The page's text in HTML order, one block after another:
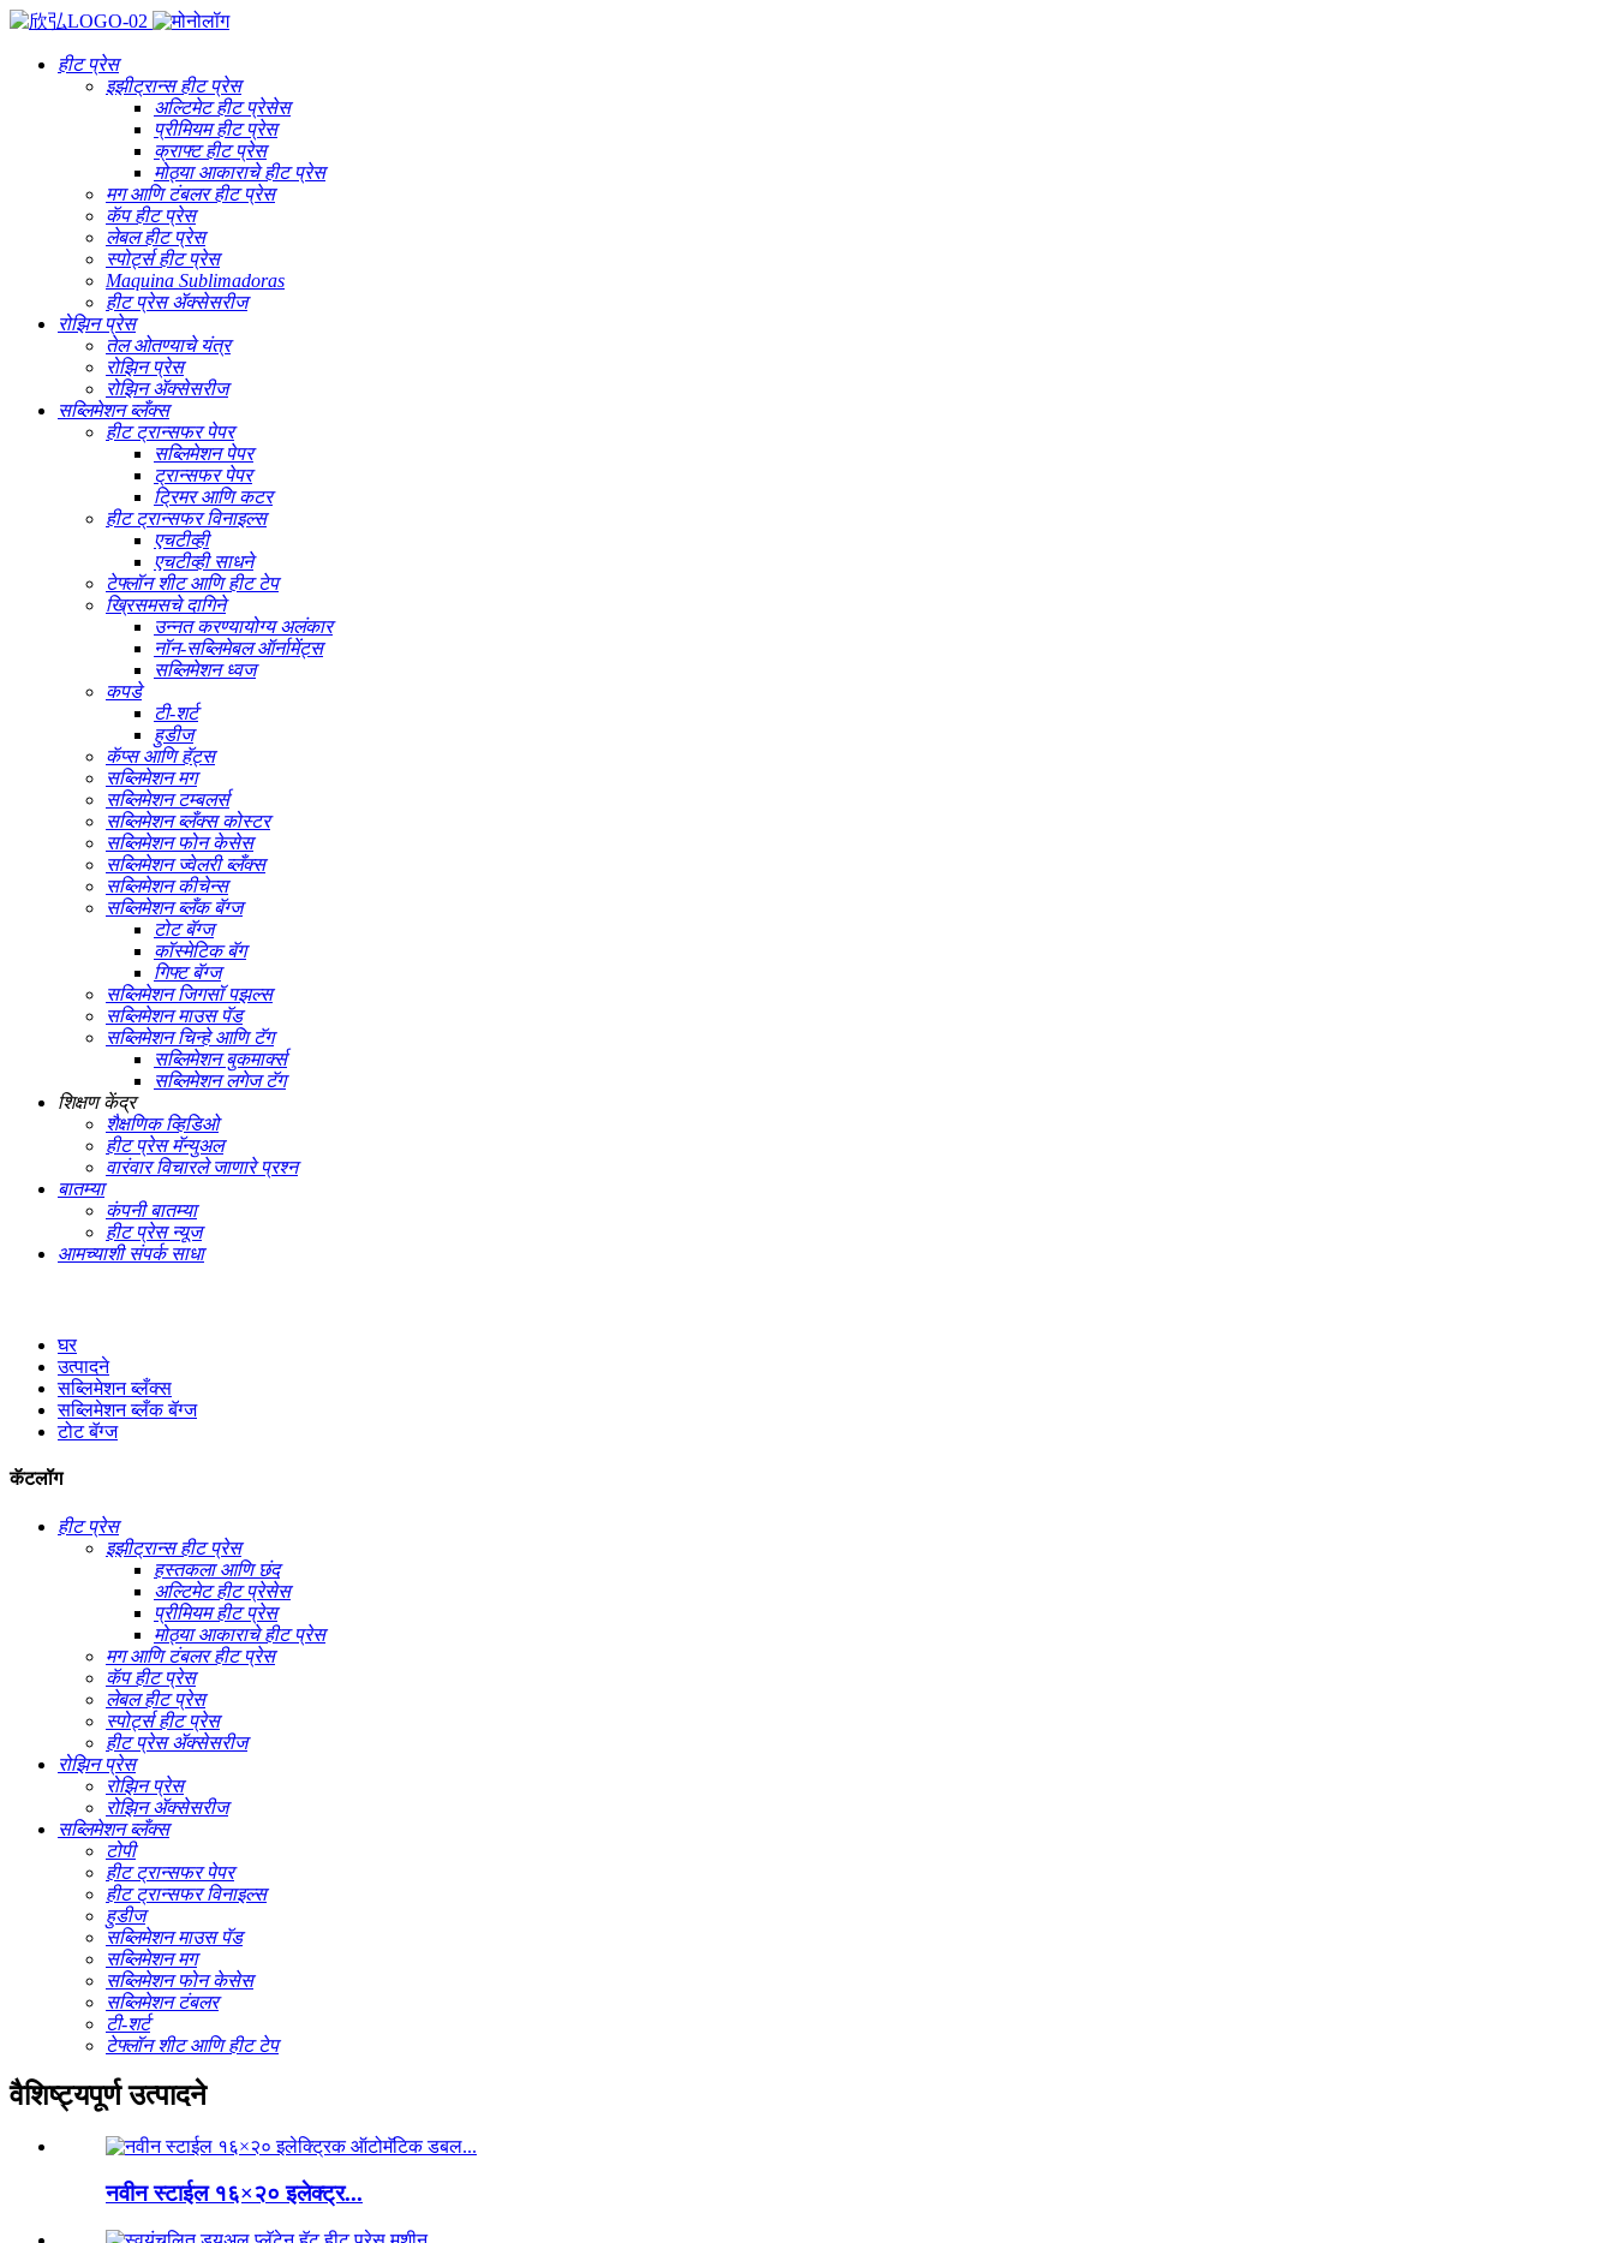
हीट प्रेस
इझीट्रान्स हीट प्रेस
अल्टिमेट हीट प्रेसेस
प्रीमियम हीट प्रेस
क्राफ्ट हीट प्रेस
मोठ्या आकाराचे हीट प्रेस
मग आणि टंबलर हीट प्रेस
कॅप हीट प्रेस
लेबल हीट प्रेस
स्पोर्ट्स हीट प्रेस
Maquina Sublimadoras
हीट प्रेस ॲक्सेसरीज
रोझिन प्रेस
तेल ओतण्याचे यंत्र
रोझिन प्रेस
रोझिन ॲक्सेसरीज
सब्लिमेशन ब्लँक्स
हीट ट्रान्सफर पेपर
सब्लिमेशन पेपर
ट्रान्सफर पेपर
ट्रिमर आणि कटर
हीट ट्रान्सफर विनाइल्स
एचटीव्ही
एचटीव्ही साधने
टेफ्लॉन शीट आणि हीट टेप
ख्रिसमसचे दागिने
उन्नत करण्यायोग्य अलंकार
नॉन-सब्लिमेबल ऑर्नामेंट्स
सब्लिमेशन ध्वज
कपडे
टी-शर्ट
हुडीज
कॅप्स आणि हॅट्स
सब्लिमेशन मग
सब्लिमेशन टम्बलर्स
सब्लिमेशन ब्लँक्स कोस्टर
सब्लिमेशन फोन केसेस
सब्लिमेशन ज्वेलरी ब्लँक्स
सब्लिमेशन कीचेन्स
सब्लिमेशन ब्लँक बॅग्ज
टोट बॅग्ज
कॉस्मेटिक बॅग
गिफ्ट बॅग्ज
सब्लिमेशन जिगसॉ पझल्स
सब्लिमेशन माउस पॅड
सब्लिमेशन चिन्हे आणि टॅग
सब्लिमेशन बुकमार्क्स
सब्लिमेशन लगेज टॅग
शिक्षण केंद्र
शैक्षणिक व्हिडिओ
हीट प्रेस मॅन्युअल
वारंवार विचारले जाणारे प्रश्न
बातम्या
कंपनी बातम्या
हीट प्रेस न्यूज
आमच्याशी संपर्क साधा
घर
उत्पादने
सब्लिमेशन ब्लँक्स
सब्लिमेशन ब्लँक बॅग्ज
टोट बॅग्ज
कॅटलॉग
हीट प्रेस
इझीट्रान्स हीट प्रेस
हस्तकला आणि छंद
अल्टिमेट हीट प्रेसेस
प्रीमियम हीट प्रेस
मोठ्या आकाराचे हीट प्रेस
मग आणि टंबलर हीट प्रेस
कॅप हीट प्रेस
लेबल हीट प्रेस
स्पोर्ट्स हीट प्रेस
हीट प्रेस ॲक्सेसरीज
रोझिन प्रेस
रोझिन प्रेस
रोझिन ॲक्सेसरीज
सब्लिमेशन ब्लँक्स
टोपी
हीट ट्रान्सफर पेपर
हीट ट्रान्सफर विनाइल्स
हुडीज
सब्लिमेशन माउस पॅड
सब्लिमेशन मग
सब्लिमेशन फोन केसेस
सब्लिमेशन टंबलर
टी-शर्ट
टेफ्लॉन शीट आणि हीट टेप
वैशिष्ट्यपूर्ण उत्पादने
नवीन स्टाईल १६×२० इलेक्ट्र...